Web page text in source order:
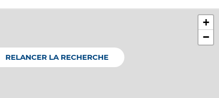
+
−
RELANCER LA RECHERCHE